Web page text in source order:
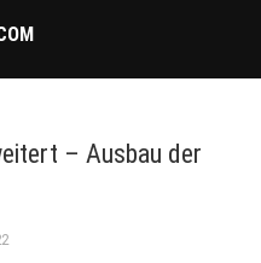
– Ausbau der